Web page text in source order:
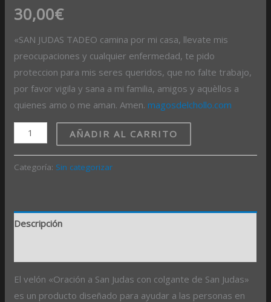
30,00€
«‎SAN JUDAS TADEO camina por mi casa, llevate mis
preocupaciones y cualquier enfermedad, te pido
proteccion para mis seres queridos, que no falte trabajo,
por favor vigila y sana a mi familia, amigos y aquèllos a
quienes amo o me aman. Amen.magosdelchollo.com
AÑADIR AL CARRITO
Categoría: Sin categorizar
Descripción
El velón «Oración a San Judas con colgante de San Judas»
es un producto diseñado para ayudar a las personas en